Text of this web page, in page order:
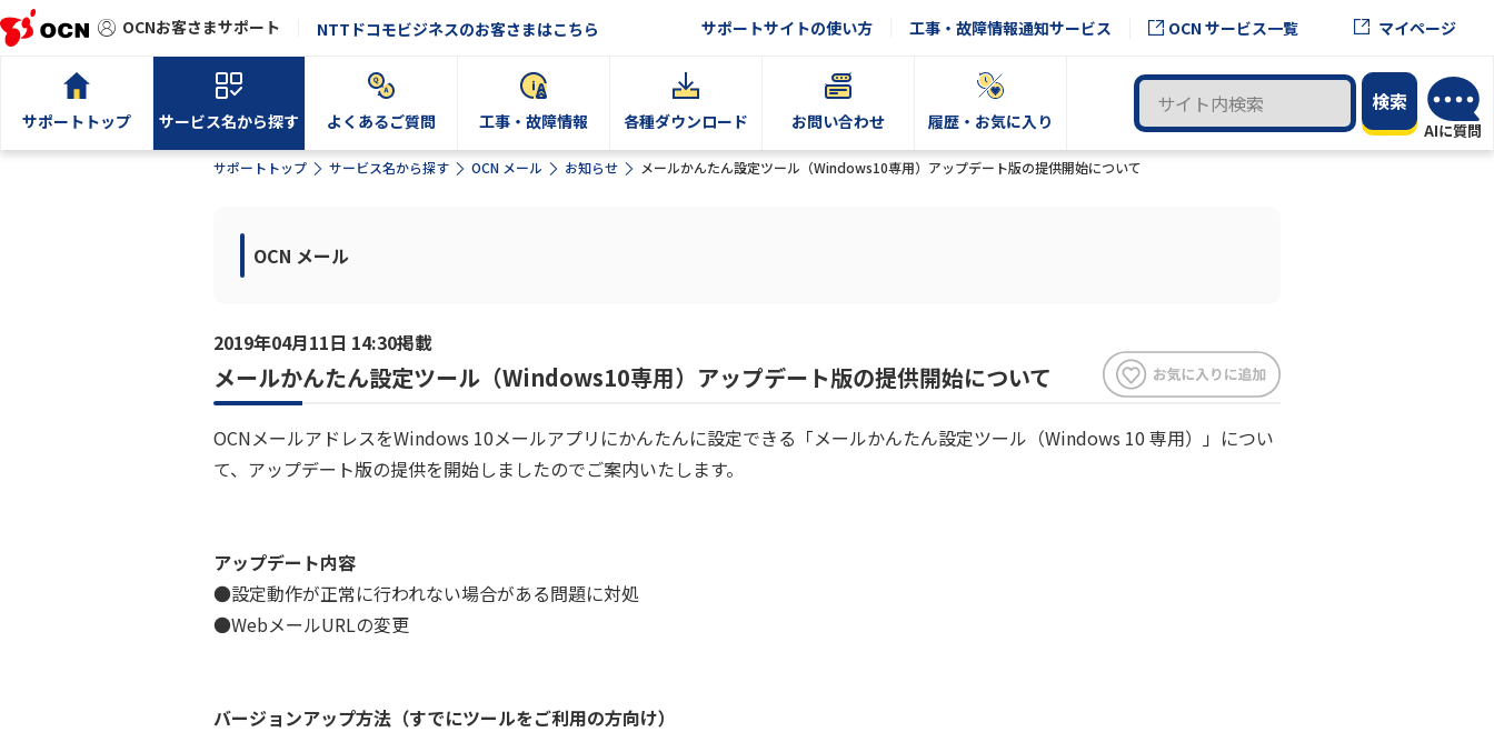
OCNお客さまサポート NTTドコモビジネスのお客さまはこちら サポートサイトの使い方 工事・故障情報通知サービス OCN サービス一覧 マイページ
サポートトップ サービス名から探す よくあるご質問 工事・故障情報 各種ダウンロード お問い合わせ 履歴・お気に入り
サポートトップ サービス名から探す OCN メール お知らせ メールかんたん設定ツール（Windows10専用）アップデート版の提供開始について
OCN メール
2019年04月11日 14:30掲載
メールかんたん設定ツール（Windows10専用）アップデート版の提供開始について
OCNメールアドレスをWindows 10メールアプリにかんたんに設定できる「メールかんたん設定ツール（Windows 10 専用）」につい
て、アップデート版の提供を開始しましたのでご案内いたします。
アップデート内容
●設定動作が正常に行われない場合がある問題に対処
●WebメールURLの変更
バージョンアップ方法（すでにツールをご利用の方向け）